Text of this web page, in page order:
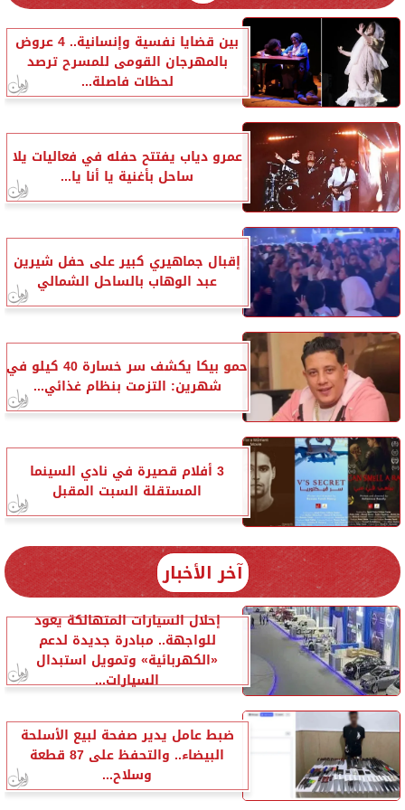
بين قضايا نفسية وإنسانية.. 4 عروض
بالمهرجان القومى للمسرح ترصد
لحظات فاصلة...
عمرو دياب يفتتح حفله في فعاليات يلا
ساحل بأغنية يا أنا يا...
إقبال جماهيري كبير على حفل شيرين
عبد الوهاب بالساحل الشمالي
حمو بيكا يكشف سر خسارة 40 كيلو في
شهرين: التزمت بنظام غذائي...
3 أفلام قصيرة في نادي السينما
المستقلة السبت المقبل
آخر الأخبار
إحلال السيارات المتهالكة يعود
للواجهة.. مبادرة جديدة لدعم
«الكهربائية» وتمويل استبدال
السيارات...
ضبط عامل يدير صفحة لبيع الأسلحة
البيضاء.. والتحفظ على 87 قطعة
وسلاح...